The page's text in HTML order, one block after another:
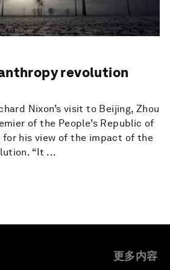
revolution
Nixon’s visit to Beijing, Zhou
of the People’s Republic of
for his view of the impact of the
“It ...
更多内容